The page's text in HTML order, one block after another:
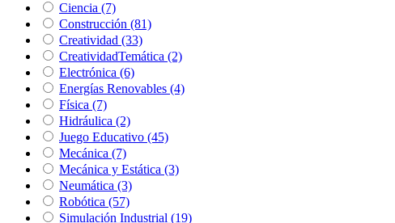
Ciencia (7)
Construcción (81)
Creatividad (33)
CreatividadTemática (2)
Electrónica (6)
Energías Renovables (4)
Física (7)
Hidráulica (2)
Juego Educativo (45)
Mecánica (7)
Mecánica y Estática (3)
Neumática (3)
Robótica (57)
Simulación Industrial (19)